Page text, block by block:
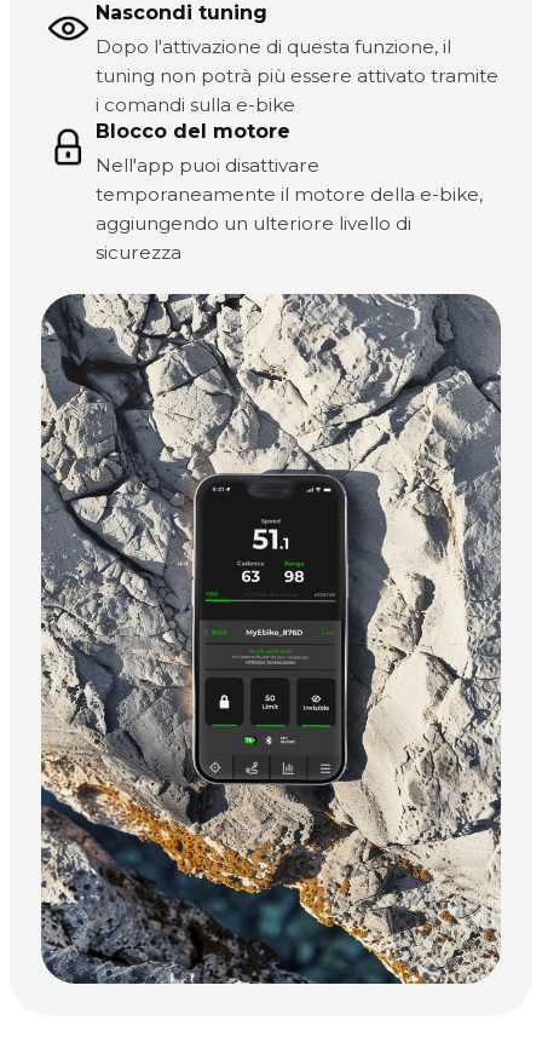
Nascondi tuning
Dopo l'attivazione di questa funzione, il
tuning non potrà più essere attivato tramite
i comandi sulla e-bike
Blocco del motore
Nell'app puoi disattivare
temporaneamente il motore della e-bike,
aggiungendo un ulteriore livello di
sicurezza